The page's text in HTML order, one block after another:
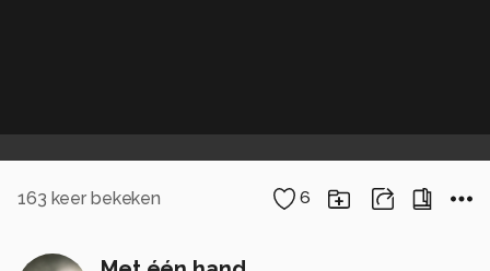
163 keer bekeken 6